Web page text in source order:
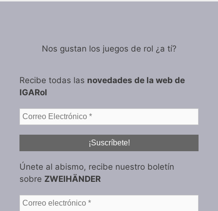
Nos gustan los juegos de rol ¿a tí?
Recibe todas las novedades de la web de
IGARol
Únete al abismo, recibe nuestro boletín
sobre ZWEIHÄNDER